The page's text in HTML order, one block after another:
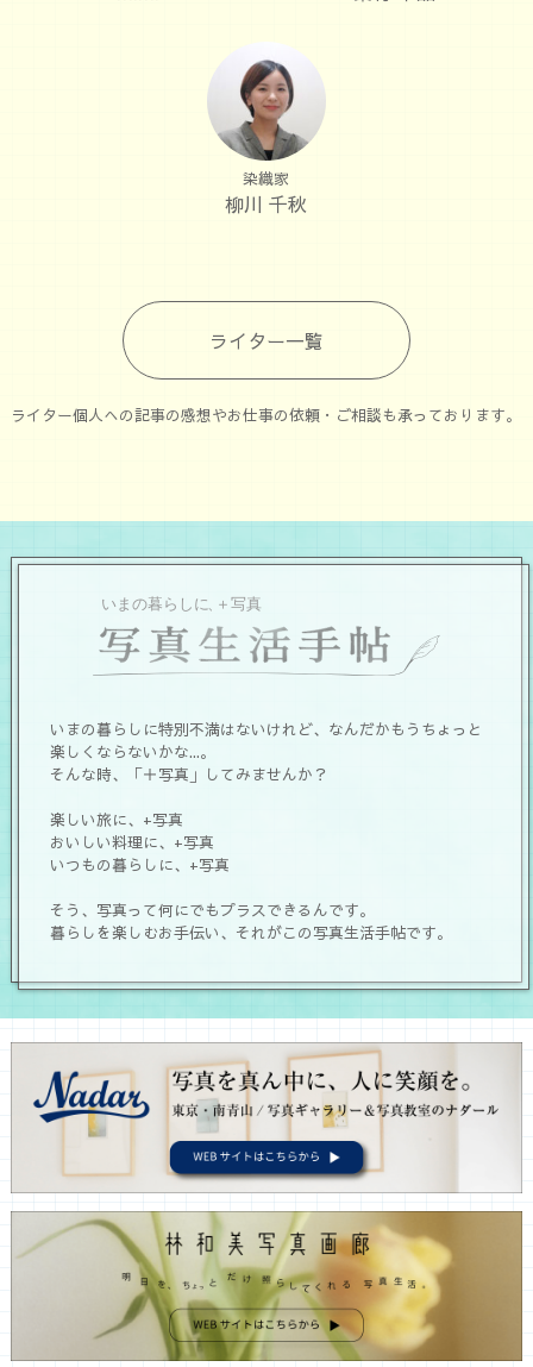
染織家
柳川 千秋
ライター一覧
ライター個人への記事の感想やお仕事の依頼・ご相談も承っております。
いまの暮らしに特別不満はないけれど、なんだかもうちょっと
楽しくならないかな...。
そんな時、「＋写真」してみませんか？
楽しい旅に、+写真
おいしい料理に、+写真
いつもの暮らしに、+写真
そう、写真って何にでもプラスできるんです。
暮らしを楽しむお手伝い、それがこの写真生活手帖です。